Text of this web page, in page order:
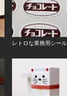
レトロな業務用シール